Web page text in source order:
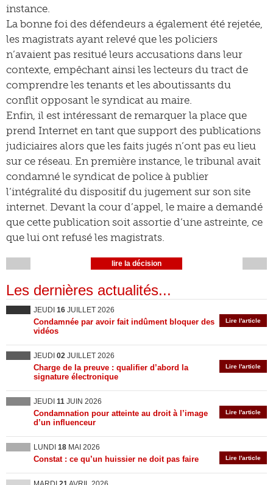
instance.
La bonne foi des défendeurs a également été rejetée,
les magistrats ayant relevé que les policiers
n’avaient pas resitué leurs accusations dans leur
contexte, empêchant ainsi les lecteurs du tract de
comprendre les tenants et les aboutissants du
conflit opposant le syndicat au maire.
Enfin, il est intéressant de remarquer la place que
prend Internet en tant que support des publications
judiciaires alors que les faits jugés n’ont pas eu lieu
sur ce réseau. En première instance, le tribunal avait
condamné le syndicat de police à publier
l’intégralité du dispositif du jugement sur son site
internet. Devant la cour d’appel, le maire a demandé
que cette publication soit assortie d’une astreinte, ce
que lui ont refusé les magistrats.
lire la décision
Les dernières actualités...
JEUDI 16 JUILLET 2026
Lire l'article
Condamnée par avoir fait indûment bloquer des
vidéos
JEUDI 02 JUILLET 2026
Lire l'article
Charge de la preuve : qualifier d’abord la
signature électronique
JEUDI 11 JUIN 2026
Lire l'article
Condamnation pour atteinte au droit à l’image
d’un influenceur
LUNDI 18 MAI 2026
Lire l'article
Constat : ce qu’un huissier ne doit pas faire